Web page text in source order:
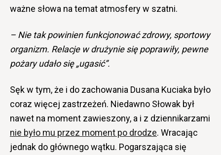
ważne słowa na temat atmosfery w szatni.
– Nie tak powinien funkcjonować zdrowy, sportowy
organizm. Relacje w drużynie się poprawiły, pewne
pożary udało się „ugasić”.
Sęk w tym, że i do zachowania Dusana Kuciaka było
coraz więcej zastrzeżeń. Niedawno Słowak był
nawet na moment zawieszony, a i z dziennikarzami
nie było mu przez moment po drodze. Wracając
jednak do głównego wątku. Pogarszająca się